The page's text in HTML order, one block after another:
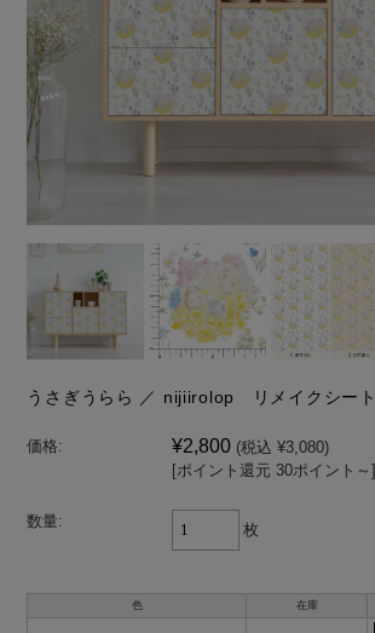
うさぎうらら ／ nijiirolop リメイクシート
価格: ¥2,800 (税込 ¥3,080)
[ポイント還元 30ポイント～]
数量: 枚
色 在庫